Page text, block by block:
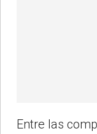
Entre las